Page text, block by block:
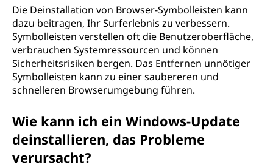
Die Deinstallation von Browser-Symbolleisten kann
dazu beitragen, Ihr Surferlebnis zu verbessern.
Symbolleisten verstellen oft die Benutzeroberfläche,
verbrauchen Systemressourcen und können
Sicherheitsrisiken bergen. Das Entfernen unnötiger
Symbolleisten kann zu einer saubereren und
schnelleren Browserumgebung führen.
Wie kann ich ein Windows-Update
deinstallieren, das Probleme
verursacht?